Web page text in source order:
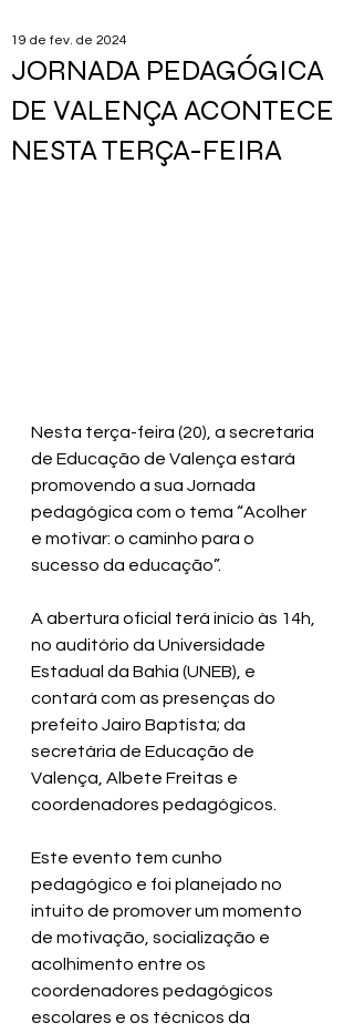
JORNADA PEDAGÓGICA
DE VALENÇA ACONTECE
NESTA TERÇA-FEIRA
19 de fev. de 2024
Nesta terça-feira (20), a secretaria
de Educação de Valença estará
promovendo a sua Jornada
pedagógica com o tema “Acolher
e motivar: o caminho para o
sucesso da educação”.
A abertura oficial terá início às 14h,
no auditório da Universidade
Estadual da Bahia (UNEB), e
contará com as presenças do
prefeito Jairo Baptista; da
secretária de Educação de
Valença, Albete Freitas e
coordenadores pedagógicos.
Este evento tem cunho
pedagógico e foi planejado no
intuito de promover um momento
de motivação, socialização e
acolhimento entre os
coordenadores pedagógicos
escolares e os técnicos da